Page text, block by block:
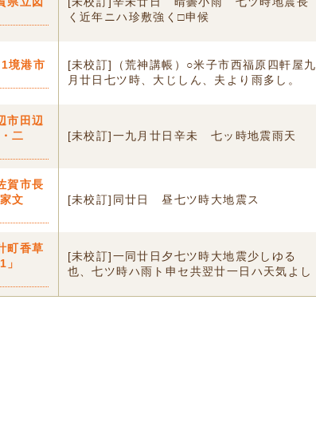
く近年ニハ珍敷強く□申候
境港市
[未校訂]（荒神講帳）○米子市西福原四軒屋九
月廿日七ツ時、大じしん、夫より雨多し。
市田辺
二
[未校訂]一九月廿日辛未 七ッ時地震雨天
賀市長
文
[未校訂]同廿日 昼七ツ時大地震ス
町香草
1」
[未校訂]一同廿日夕七ツ時大地震少しゆる
也、七ツ時ハ雨ト申セ共翌廿一日ハ天気よし